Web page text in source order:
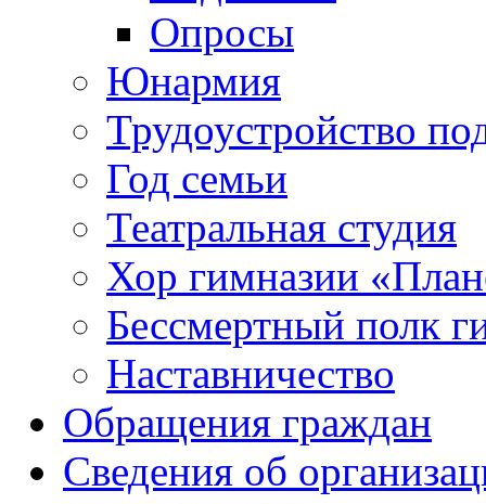
Опросы
Юнармия
Трудоустройство
Год семьи
Театральная студия
Хор гимназии
Бессмертный полк
Наставничество
Обращения граждан
Сведения об